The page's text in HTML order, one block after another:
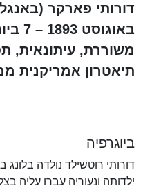
משוררת, עיתונאית,
תיאטרון אמריקנית
ביוגרפיה
דורותי רוטשילד נולדה בלונג
ילדותה ונעוריה עברו עליה